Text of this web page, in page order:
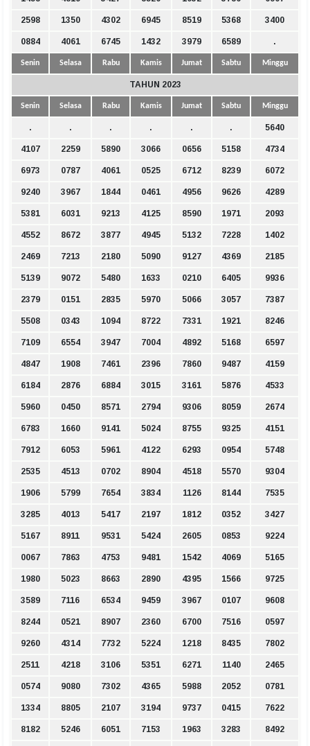
2598 1350 4302 6945 8519 5368 3400
0884 4061 6745 1432 3979 6589 .
Senin Selasa Rabu Kamis Jumat Sabtu Minggu
TAHUN 2023
Senin Selasa Rabu Kamis Jumat Sabtu Minggu
. . . . . . 5640
4107 2259 5890 3066 0656 5158 4734
6973 0787 4061 0525 6712 8239 6072
9240 3967 1844 0461 4956 9626 4289
5381 6031 9213 4125 8590 1971 2093
4552 8672 3877 4945 5132 7228 1402
2469 7213 2180 5090 9127 4369 2185
5139 9072 5480 1633 0210 6405 9936
2379 0151 2835 5970 5066 3057 7387
5508 0343 1094 8722 7331 1921 8246
7109 6554 3947 7004 4892 5168 6597
4847 1908 7461 2396 7860 9487 4159
6184 2876 6884 3015 3161 5876 4533
5960 0450 8571 2794 9306 8059 2674
6783 1660 9141 5024 8755 9325 4151
7912 6053 5961 4122 6293 0954 5748
2535 4513 0702 8904 4518 5570 9304
1906 5799 7654 3834 1126 8144 7535
3285 4013 5417 2197 1812 0352 3427
5167 8911 9531 5424 2605 0853 9224
0067 7863 4753 9481 1542 4069 5165
1980 5023 8663 2890 4395 1566 9725
3589 7116 6534 9459 3967 0107 9608
8244 0521 8907 2360 6700 7516 0597
9260 4314 7732 5224 1218 8435 7802
2511 4218 3106 5351 6271 1140 2465
0574 9080 7302 4365 5988 2052 0781
1334 8805 2107 3194 9737 0415 7622
8182 5246 6051 7153 1963 3283 8492